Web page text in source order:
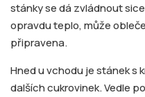
stánky se dá zvládnout
opravdu teplo, může
připravena.
Hned u vchodu je stánek s
dalších cukrovinek. Vedle